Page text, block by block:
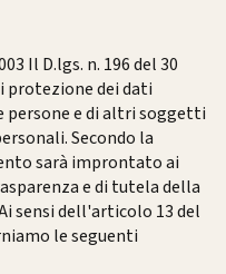
Il D.lgs. n. 196 del 30
protezione dei dati
persone e di altri soggetti
Secondo la
sarà improntato ai
e di tutela della
sensi dell'articolo 13 del
le seguenti